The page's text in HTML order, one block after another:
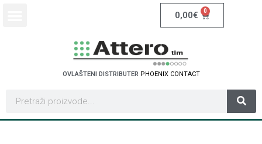
0,00€ 0
OVLAŠTENI DISTRIBUTER PHOENIX CONTACT